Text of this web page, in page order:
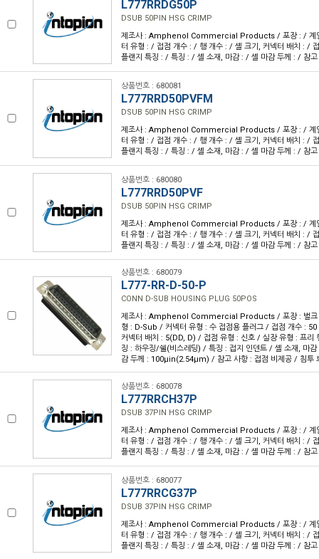
L777RRDG50P
DSUB 50PIN HSG CRIMP
제조사 : Amphenol Commercial Products / 포장 : / 계
터 유형 : / 접점 개수 : / 행 개수 : / 셸 크기, 커넥터 배치 : /
플랜지 특징 : / 특징 : / 셸 소재, 마감 : / 셸 마감 두께 : / 참
상품번호 : 680081
L777RRD50PVFM
DSUB 50PIN HSG CRIMP
제조사 : Amphenol Commercial Products / 포장 : / 계
터 유형 : / 접점 개수 : / 행 개수 : / 셸 크기, 커넥터 배치 : /
플랜지 특징 : / 특징 : / 셸 소재, 마감 : / 셸 마감 두께 : / 참
상품번호 : 680080
L777RRD50PVF
DSUB 50PIN HSG CRIMP
제조사 : Amphenol Commercial Products / 포장 : / 계
터 유형 : / 접점 개수 : / 행 개수 : / 셸 크기, 커넥터 배치 : /
플랜지 특징 : / 특징 : / 셸 소재, 마감 : / 셸 마감 두께 : / 참
상품번호 : 680079
L777-RR-D-50-P
CONN D-SUB HOUSING PLUG 50POS
제조사 : Amphenol Commercial Products / 포장 : 벌크
형 : D-Sub / 커넥터 유형 : 수 접점용 플러그 / 접점 개수 :
커넥터 배치 : 5(DD, D) / 접점 유형 : 신호 / 실장 유형 : 프리
징 : 하우징/쉘(비스레딩) / 특징 : 접지 인덴트 / 셸 소재, 마
감 두께 : 100µin(2.54µm) / 참고 사항 : 접점 비제공 / 침투
상품번호 : 680078
L777RRCH37P
DSUB 37PIN HSG CRIMP
제조사 : Amphenol Commercial Products / 포장 : / 계
터 유형 : / 접점 개수 : / 행 개수 : / 셸 크기, 커넥터 배치 : /
플랜지 특징 : / 특징 : / 셸 소재, 마감 : / 셸 마감 두께 : / 참
상품번호 : 680077
L777RRCG37P
DSUB 37PIN HSG CRIMP
제조사 : Amphenol Commercial Products / 포장 : / 계
터 유형 : / 접점 개수 : / 행 개수 : / 셸 크기, 커넥터 배치 : /
플랜지 특징 : / 특징 : / 셸 소재, 마감 : / 셸 마감 두께 : / 참